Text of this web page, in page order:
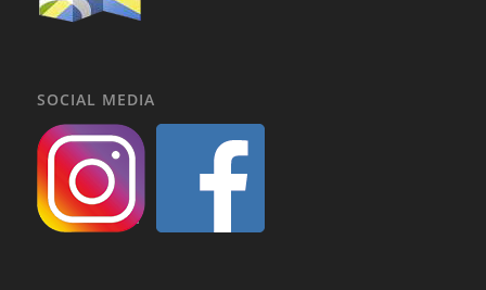
SOCIAL MEDIA